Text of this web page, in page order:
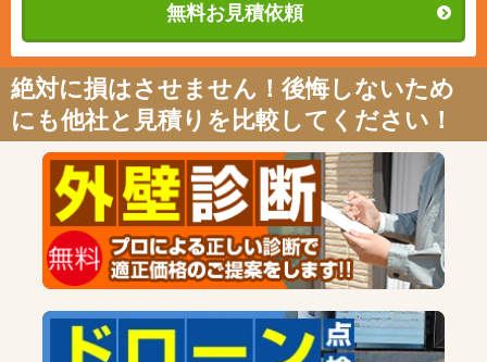
無料お見積依頼
絶対に損はさせません！後悔しないため
にも他社と見積りを比較してください！